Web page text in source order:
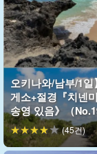
해돋이 후에는 덕
현지인 특유의 환
오키나와/남부/1
게소+절경『치넨
송영 있음》（
(45건)